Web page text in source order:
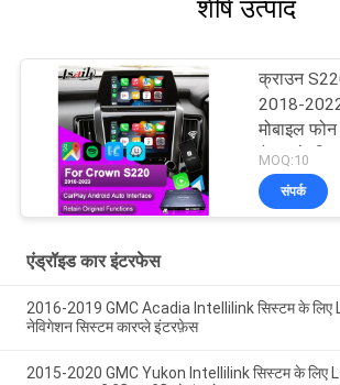
शीर्ष उत्पाद
क्राउन
2018-
मोबाइल फोन
कैमरा के
CarPlay
मॉड्यूल
MOQ:10
संपर्क
एंड्रॉइड कार इंटरफेस
2016-2019 GMC Acadia Intellilink सिस्टम के लिए
नेविगेशन सिस्टम कारप्ले इंटरफ़ेस
2015-2020 GMC Yukon Intellilink सिस्टम के लिए